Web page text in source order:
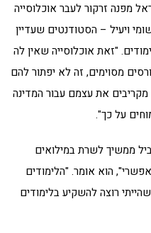
מפנה זרקור לעבר אוכלוסייה
ויעיל – הסטודנטים שעדיין
"זאת אוכלוסייה שאין לה
מסוימים, זה לא יפתור להם
את עצמם עבור המדינה
על כך".
ממשיך לשרת במילואים
הוא אומר. "הלימודים
רוצה להשקיע בלימודים